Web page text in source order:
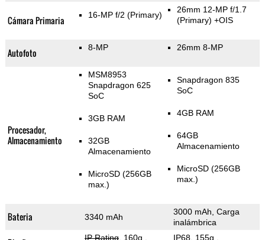
Cámara Primaria 16-MP f/2 (Primary)
26mm 12-MP f/1.7
(Primary) +OIS
Autofoto 8-MP 26mm 8-MP
Procesador,
Almacenamiento
MSM8953
Snapdragon 625
SoC
3GB RAM
32GB
Almacenamiento
MicroSD (256GB
max.)
Snapdragon 835
SoC
4GB RAM
64GB
Almacenamiento
MicroSD (256GB
max.)
Bateria 3340 mAh
3000 mAh, Carga
inalámbrica
IP Rating, 160g IP68, 155g